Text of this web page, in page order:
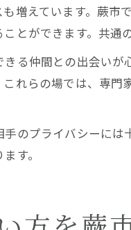
増えています。蕨
とができます。共通
る仲間との出会い
れらの場では、専
のプライバシーに
す。